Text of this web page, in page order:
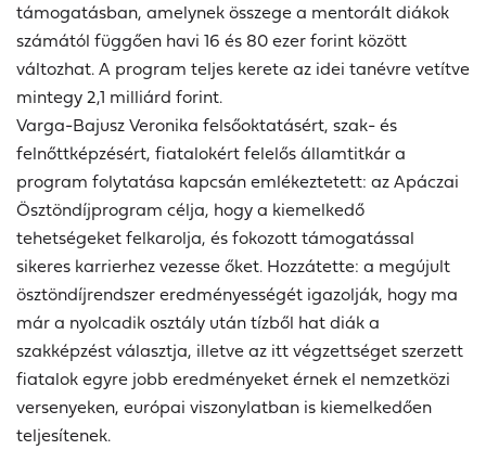
támogatásban, amelynek összege a mentorált diákok
számától függően havi 16 és 80 ezer forint között
változhat. A program teljes kerete az idei tanévre vetítve
mintegy 2,1 milliárd forint.
Varga-Bajusz Veronika felsőoktatásért, szak- és
felnőttképzésért, fiatalokért felelős államtitkár a
program folytatása kapcsán emlékeztetett: az Apáczai
Ösztöndíjprogram célja, hogy a kiemelkedő
tehetségeket felkarolja, és fokozott támogatással
sikeres karrierhez vezesse őket. Hozzátette: a megújult
ösztöndíjrendszer eredményességét igazolják, hogy ma
már a nyolcadik osztály után tízből hat diák a
szakképzést választja, illetve az itt végzettséget szerzett
fiatalok egyre jobb eredményeket érnek el nemzetközi
versenyeken, európai viszonylatban is kiemelkedően
teljesítenek.